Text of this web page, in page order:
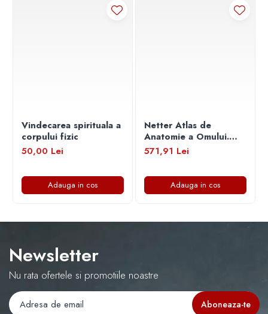
Vindecarea spirituala a
corpului fizic
50,00 Lei
Adauga in cos
Netter Atlas de
Anatomie a Omului.
Editia 8
571,91 Lei
Adauga in cos
Newsletter
Nu rata ofertele si promotiile noastre